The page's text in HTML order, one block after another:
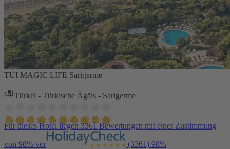
TUI MAGIC LIFE Sarigerme
Türkei - Türkische Ägäis - Sarigerme
Für dieses Hotel liegen 3361 Bewertungen mit einer Zustimmung
von 98% vor (3361) 98%